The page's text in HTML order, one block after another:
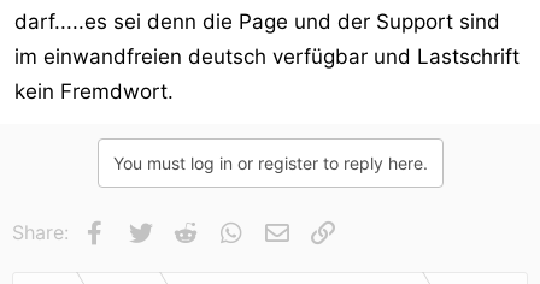
darf.....es sei denn die Page und der Support sind
im einwandfreien deutsch verfügbar und Lastschrift
kein Fremdwort.
You must log in or register to reply here.
Share: Facebook
Twitter Reddit WhatsApp
E-Mail